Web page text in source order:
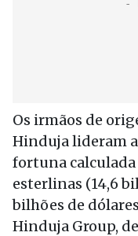
Os irmãos de
Hinduja lideram
fortuna calculada
esterlinas (14,6
bilhões de
Hinduja Group,